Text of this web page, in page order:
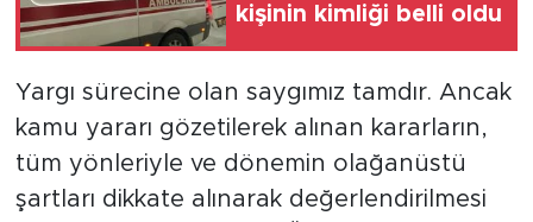
kişinin kimliği belli oldu
Yargı sürecine olan saygımız tamdır. Ancak
kamu yararı gözetilerek alınan kararların,
tüm yönleriyle ve dönemin olağanüstü
şartları dikkate alınarak değerlendirilmesi